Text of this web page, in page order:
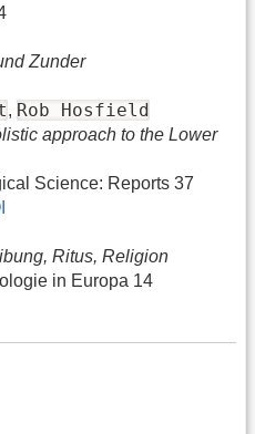
Zunder
, Rob Hosfield
approach to the Lower
Science: Reports 37
Ritus, Religion
in Europa 14